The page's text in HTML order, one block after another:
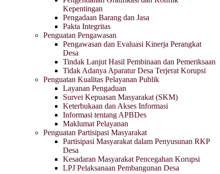
Kepentingan
Pengadaan Barang dan Jasa
Pakta Integritas
Penguatan Pengawasan
Pengawasan dan Evaluasi Kinerja Perangkat
Desa
Tindak Lanjut Hasil Pembinaan dan Pemeriksaan
Tidak Adanya Aparatur Desa Terjerat Korupsi
Penguatan Kualitas Pelayanan Publik
Layanan Pengaduan
Survei Kepuasan Masyarakat (SKM)
Keterbukaan dan Akses Informasi
Informasi tentang APBDes
Maklumat Pelayanan
Penguatan Partisipasi Masyarakat
Partisipasi Masyarakat dalam Penyusunan RKP
Desa
Kesadaran Masyarakat Pencegahan Korupsi
LPJ Pelaksanaan Pembangunan Desa